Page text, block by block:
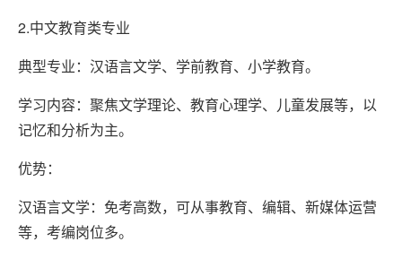
2.中文教育类专业
典型专业：汉语言文学、学前教育、小学教育。
学习内容：聚焦文学理论、教育心理学、儿童发展等，以
记忆和分析为主。
优势：
汉语言文学：免考高数，可从事教育、编辑、新媒体运营
等，考编岗位多。